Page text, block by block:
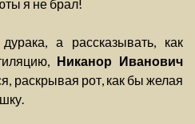
я не брал!
а рассказывать, как
Никанор Иванович
раскрывая рот, как бы желая